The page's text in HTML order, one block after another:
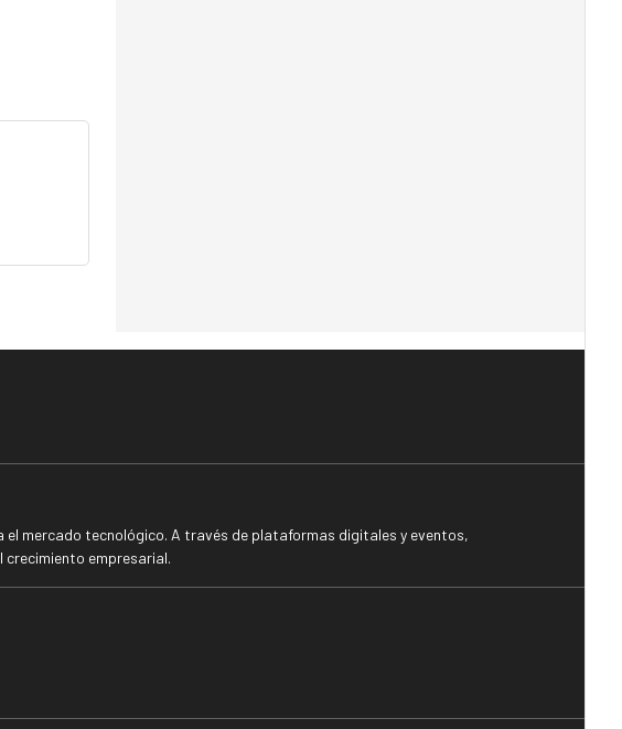
el mercado tecnológico. A través de plataformas digitales y eventos,
empresarial.